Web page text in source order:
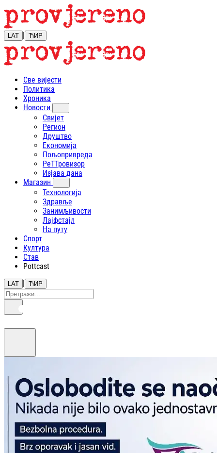
LAT | ЋИР
Све вијести
Политика
Хроника
Новости
Свијет
Регион
Друштво
Економија
Пољопривреда
РеТТровизор
Изјава дана
Магазин
Технологија
Здравље
Занимљивости
Лајфстajл
На путу
Спорт
Култура
Став
Pottcast
LAT | ЋИР